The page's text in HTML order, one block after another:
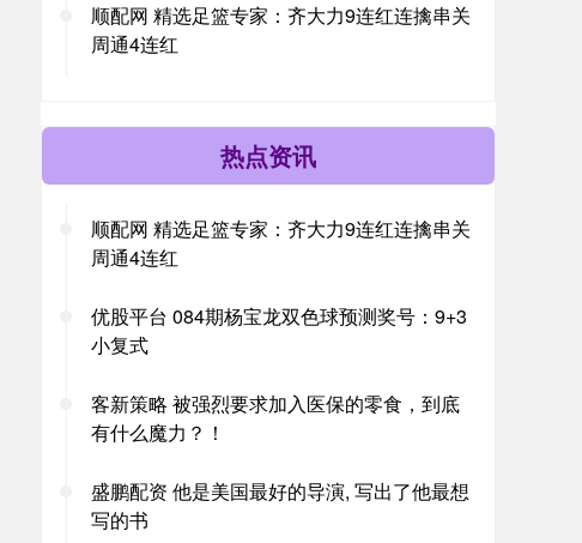
顺配网 精选足篮专家：齐大力9连红连擒串关
周通4连红
热点资讯
顺配网 精选足篮专家：齐大力9连红连擒串关
周通4连红
优股平台 084期杨宝龙双色球预测奖号：9+3
小复式
客新策略 被强烈要求加入医保的零食，到底
有什么魔力？！
盛鹏配资 他是美国最好的导演, 写出了他最想
写的书